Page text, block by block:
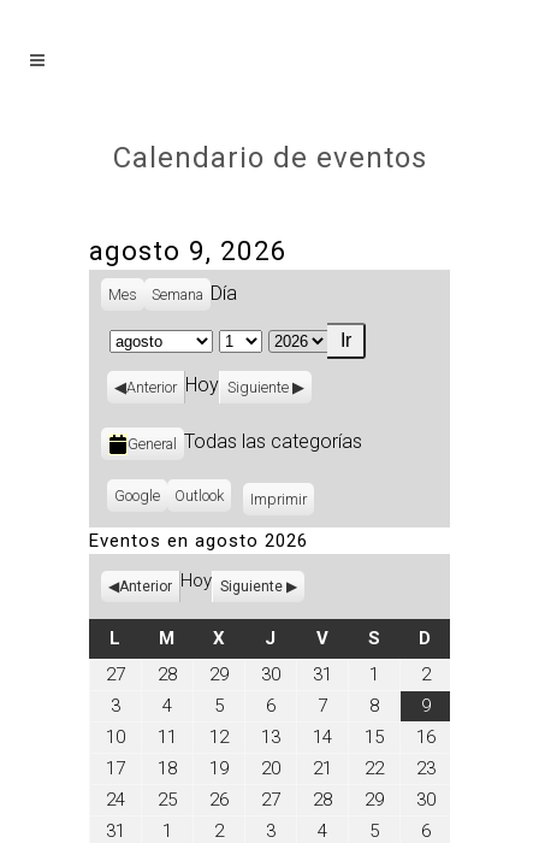
Calendario de eventos
agosto 9, 2026
Mes Semana Día
Mes
Día
Año
Anterior Hoy Siguiente
Categorías
General Todas las categorías
Subscribe
Google
Subscribe
Outlook ImprimirVistas
Eventos en agosto 2026
Anterior Hoy Siguiente
L LUNES
M MARTES
XMIÉRCOLES
J JUEVES
VVIERNES
SSÁBADO
D
27julio
28julio
29julio
30julio
31 1
agosto
2026
2agosto
2,
2026
3agosto
3,
2026
4agosto
4,
2026
5agosto
5,
2026
6agosto
6,
2026
7agosto
7,
2026
8agosto
8,
2026
9agosto
9,
2026
10agosto
10,
11
agosto
2026
12agosto
2026
13agosto
2026
14agosto
2026
15agosto
2026
16agosto
2026
17agosto
2026
18agosto
18,
2026
19agosto
2026
20agosto
20,
2026
21
agosto
2026
22agosto
2026
23agosto
23,
2026
24agosto
25agosto
26agosto
27agosto
28agosto
29agosto
30agosto
31
agosto
1
septiembre
2septiembre
3septiembre
4septiembre
5septiembre
6septiembre